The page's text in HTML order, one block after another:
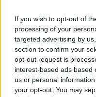
If you wish to opt-out of
processing of your
targeted advertising by
section to confirm your
opt-out request is
interest-based ads based
us or personal
your opt-out. You may